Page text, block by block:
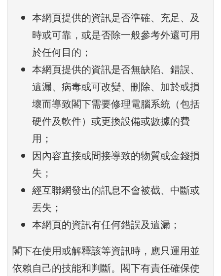
本網頁提供的資訊是否準確、充足、及
時或可靠，或是否除一般參考外還可用
於任何目的；
本網頁提供的資訊是否無缺陷、錯誤、
遺漏、病毒或可改變、刪除、加於或損
壞而導致閣下需要修理電腦系統（包括
硬件及軟件）或更換設備或數據的費
用；
因內容直接或間接導致的物質或金錢損
失；
經互聯網發出的訊息不會被截、中斷或
丟失；
本網頁的資訊有任何錯誤及遺漏；
閣下在使用或解釋該等資訊時，應只運用並
依賴自己的技能和判斷。閣下有責任確保使